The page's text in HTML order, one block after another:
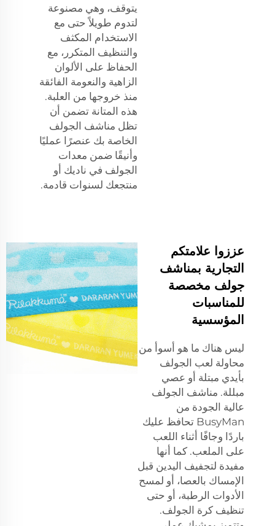
يتوقف، وهي مصنوعة
لتدوم طويلاً حتى مع
الاستخدام المكثف
والتنظيف المتكرر، مع
الحفاظ على الألوان
الزاهية والنعومة الفائقة
منذ خروجها من العلبة.
هذه المتانة تضمن أن
تظل مناشف الجولف
الخاصة بك عنصرًا عمليًا
وأنيقًا ضمن معدات
الجولف في ناديك أو
منتجعك لسنوات قادمة.
عززوا علامتكم
التجارية بمناشف
جولف مخصصة
للمناسبات
المؤسسية
ليس هناك ما هو أسوأ من
محاولة لعب الجولف
بأيدي مبتلة أو عصي
مبللة. مناشف الجولف
عالية الجودة من
BusyMan تحافظ عليك
باردًا وجافًا أثناء اللعب
على الملعب. كما أنها
مفيدة لتجفيف اليدين قبل
الإمساك بالعصا، أو لمسح
الأدوات الرطبة، أو حتى
تنظيف كرة الجولف.